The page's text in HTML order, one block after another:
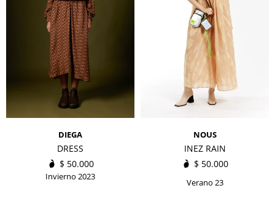
DIEGA
DRESS
$ 50.000
Invierno 2023
NOUS
INEZ RAIN
$ 50.000
Verano 23